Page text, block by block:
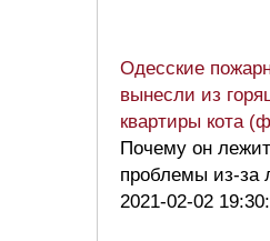
Одесские
вынесли из
квартиры кота
Почему он
проблемы из-за
2021-02-02